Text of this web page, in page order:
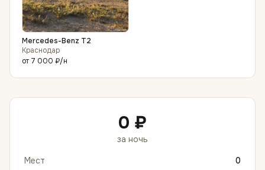
Mercedes-Benz T2
Краснодар
от 7 000 ₽/н
0 ₽
за ночь
Мест
0